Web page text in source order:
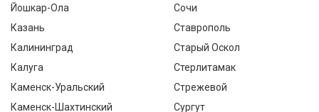
Йошкар-Ола
Казань
Калининград
Калуга
Каменск-Уральский
Каменск-Шахтинский
Сочи
Ставрополь
Старый Оскол
Стерлитамак
Стрежевой
Сургут